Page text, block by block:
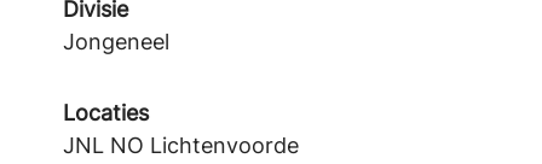
Divisie
Jongeneel
Locaties
JNL NO Lichtenvoorde